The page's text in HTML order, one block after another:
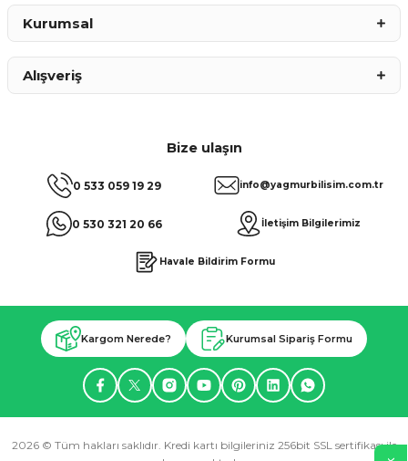
Bize ulaşın
0 533 059 19 29
0 530 321 20 66
info@yagmurbilisim.com.tr
İletişim Bilgilerimiz
Havale Bildirim Formu
Kurumsal
Alışveriş
Kargom Nerede? Kurumsal Sipariş Formu
2026 © Tüm hakları saklıdır. Kredi kartı bilgileriniz 256bit SSL sertifikası ile